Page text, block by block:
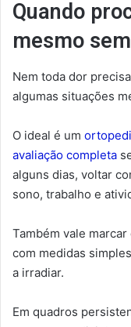
Quando
mesmo
Nem toda dor
algumas situações
O ideal é um
avaliação completa
alguns dias, voltar
sono, trabalho e
Também vale
com medidas
a irradiar.
Em quadros